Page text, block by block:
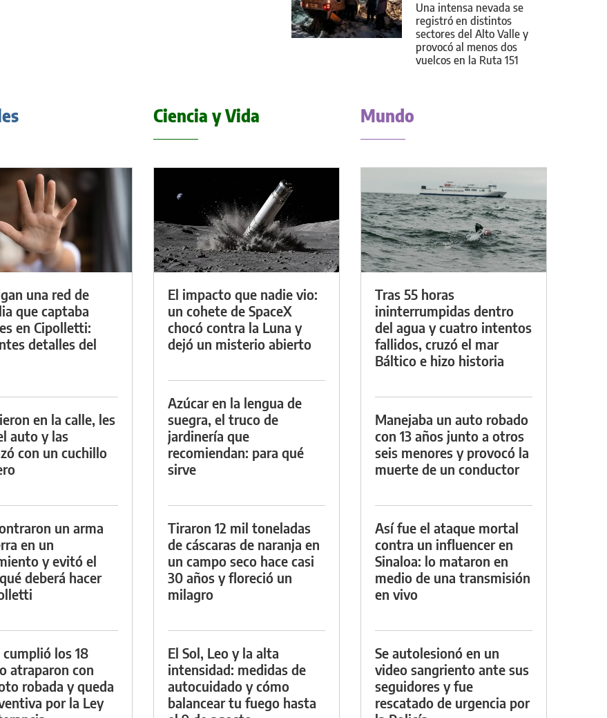
Una intensa nevada se
registró en distintos
sectores del Alto Valle y
provocó al menos dos
vuelcos en la Ruta 151
una red de
que captaba
en Cipolletti:
detalles del
en la calle, les
auto y las
con un cuchillo
un arma
en un
y evitó el
deberá hacer
cumplió los 18
atraparon con
robada y queda
por la Ley
Ciencia y Vida
El impacto que nadie vio:
un cohete de SpaceX
chocó contra la Luna y
dejó un misterio abierto
Azúcar en la lengua de
suegra, el truco de
jardinería que
recomiendan: para qué
sirve
Tiraron 12 mil toneladas
de cáscaras de naranja en
un campo seco hace casi
30 años y floreció un
milagro
El Sol, Leo y la alta
intensidad: medidas de
autocuidado y cómo
balancear tu fuego hasta
Mundo
Tras 55 horas
ininterrumpidas dentro
del agua y cuatro intentos
fallidos, cruzó el mar
Báltico e hizo historia
Manejaba un auto robado
con 13 años junto a otros
seis menores y provocó la
muerte de un conductor
Así fue el ataque mortal
contra un influencer en
Sinaloa: lo mataron en
medio de una transmisión
en vivo
Se autolesionó en un
video sangriento ante sus
seguidores y fue
rescatado de urgencia por